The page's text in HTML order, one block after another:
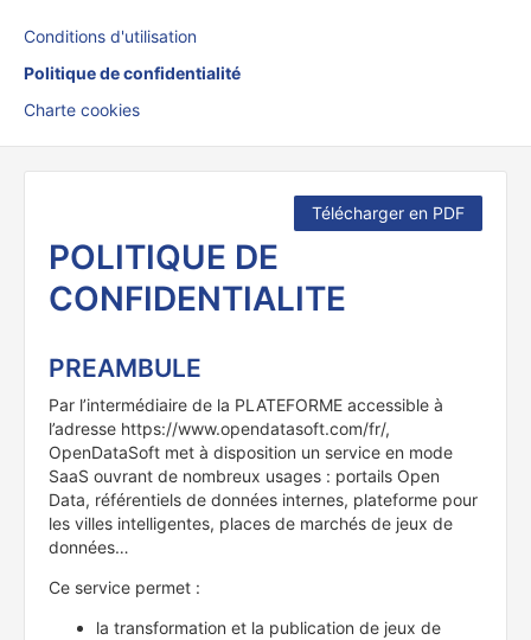
Conditions d'utilisation
Politique de confidentialité
Charte cookies
Télécharger en PDF
POLITIQUE DE
CONFIDENTIALITE
PREAMBULE
Par l’intermédiaire de la PLATEFORME accessible à
l’adresse https://www.opendatasoft.com/fr/,
OpenDataSoft met à disposition un service en mode
SaaS ouvrant de nombreux usages : portails Open
Data, référentiels de données internes, plateforme pour
les villes intelligentes, places de marchés de jeux de
données…
Ce service permet :
la transformation et la publication de jeux de